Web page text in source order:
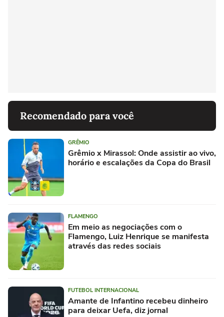
Recomendado para você
GRÊMIO
Grêmio x Mirassol: Onde assistir ao vivo,
horário e escalações da Copa do Brasil
FLAMENGO
Em meio as negociações com o
Flamengo, Luiz Henrique se manifesta
através das redes sociais
FUTEBOL INTERNACIONAL
Amante de Infantino recebeu dinheiro
para deixar Uefa, diz jornal